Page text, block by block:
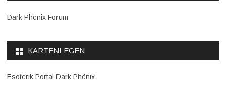
Dark Phönix Forum
KARTENLEGEN
Esoterik Portal Dark Phönix